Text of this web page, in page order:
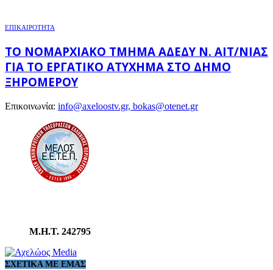
ΕΠΙΚΑΙΡΟΤΗΤΑ
ΤΟ ΝΟΜΑΡΧΙΑΚΌ ΤΜΉΜΑ ΑΔΕΔΥ Ν. ΑΙΤ/ΝΊΑΣ
ΓΙΑ ΤΟ ΕΡΓΑΤΙΚΌ ΑΤΎΧΗΜΑ ΣΤΟ ΔΉΜΟ
ΞΗΡΟΜΈΡΟΥ
Επικοινωνία: info@axeloostv.gr, bokas@otenet.gr
Μ.Η.Τ. 242795
ΣΧΕΤΙΚΆ ΜΕ ΕΜΆΣ